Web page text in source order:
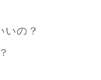
いの？